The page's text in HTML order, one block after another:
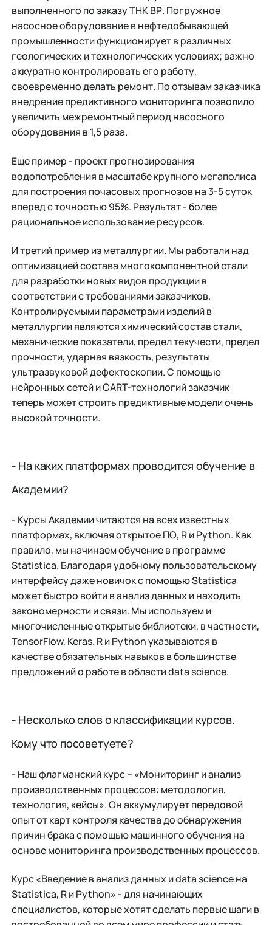
выполненного по заказу ТНК ВР. Погружное
насосное оборудование в нефтедобывающей
промышленности функционирует в различных
геологических и технологических условиях; важно
аккуратно контролировать его работу,
своевременно делать ремонт. По отзывам заказчика
внедрение предиктивного мониторинга позволило
увеличить межремонтный период насосного
оборудования в 1,5 раза.
Еще пример - проект прогнозирования
водопотребления в масштабе крупного мегаполиса
для построения почасовых прогнозов на 3-5 суток
вперед с точностью 95%. Результат - более
рациональное использование ресурсов.
И третий пример из металлургии. Мы работали над
оптимизацией состава многокомпонентной стали
для разработки новых видов продукции в
соответствии с требованиями заказчиков.
Контролируемыми параметрами изделий в
металлургии являются химический состав стали,
механические показатели, предел текучести, предел
прочности, ударная вязкость, результаты
ультразвуковой дефектоскопии. С помощью
нейронных сетей и CART-технологий заказчик
теперь может строить предиктивные модели очень
высокой точности.
- На каких платформах проводится обучение в
Академии?
- Курсы Академии читаются на всех известных
платформах, включая открытое ПО, R и Python. Как
правило, мы начинаем обучение в программе
Statistica. Благодаря удобному пользовательскому
интерфейсу даже новичок с помощью Statistica
может быстро войти в анализ данных и находить
закономерности и связи. Мы используем и
многочисленные открытые библиотеки, в частности,
TensorFlow, Keras. R и Python указываются в
качестве обязательных навыков в большинстве
предложений о работе в области data science.
- Несколько слов о классификации курсов.
Кому что посоветуете?
- Наш флагманский курс – «Мониторинг и анализ
производственных процессов: методология,
технология, кейсы». Он аккумулирует передовой
опыт от карт контроля качества до обнаружения
причин брака с помощью машинного обучения на
основе мониторинга производственных процессов.
Курс «Введение в анализ данных и data science на
Statistica, R и Python» - для начинающих
специалистов, которые хотят сделать первые шаги в